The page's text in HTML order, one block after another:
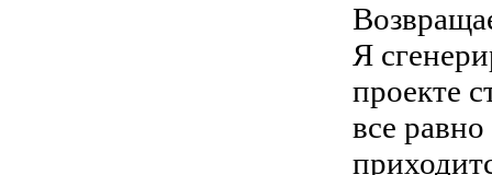
Я
проекте
все